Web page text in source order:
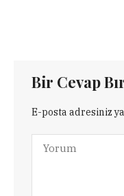
Bir Cevap
E-posta adresiniz